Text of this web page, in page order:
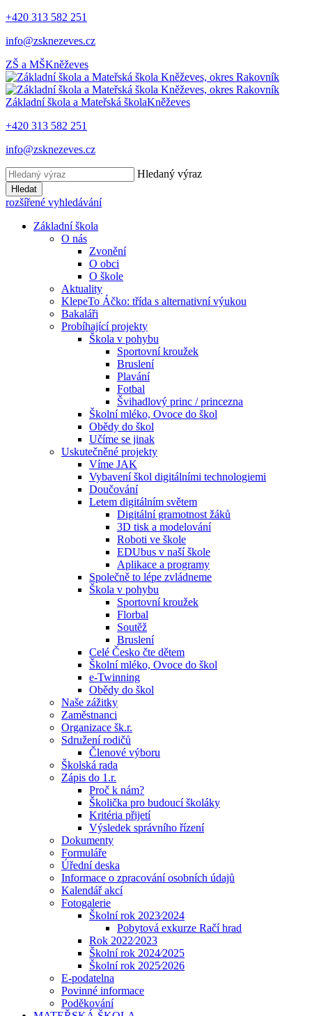
+420 313 582 251
info@zsknezeves.cz
ZŠ a MŠKněževes
Základní škola a Mateřská školaKněževes
+420 313 582 251
info@zsknezeves.cz
Hledaný výraz
Hledat
rozšířené vyhledávání
Základní škola
O nás
Zvonění
O obci
O škole
Aktuality
KlepeTo Áčko: třída s alternativní výukou
Bakaláři
Probíhající projekty
Škola v pohybu
Sportovní kroužek
Bruslení
Plavání
Fotbal
Švihadlový princ / princezna
Školní mléko, Ovoce do škol
Obědy do škol
Učíme se jinak
Uskutečněné projekty
Víme JAK
Vybavení škol digitálními technologiemi
Doučování
Letem digitálním světem
Digitální gramotnost žáků
3D tisk a modelování
Roboti ve škole
EDUbus v naší škole
Aplikace a programy
Společně to lépe zvládneme
Škola v pohybu
Sportovní kroužek
Florbal
Soutěž
Bruslení
Celé Česko čte dětem
Školní mléko, Ovoce do škol
e-Twinning
Obědy do škol
Naše zážitky
Zaměstnanci
Organizace šk.r.
Sdružení rodičů
Členové výboru
Školská rada
Zápis do 1.r.
Proč k nám?
Školička pro budoucí školáky
Kritéria přijetí
Výsledek správního řízení
Dokumenty
Formuláře
Úřední deska
Informace o zpracování osobních údajů
Kalendář akcí
Fotogalerie
Školní rok 2023⁄2024
Pobytová exkurze Račí hrad
Rok 2022⁄2023
Školní rok 2024⁄2025
Školní rok 2025⁄2026
E-podatelna
Povinné informace
Poděkování